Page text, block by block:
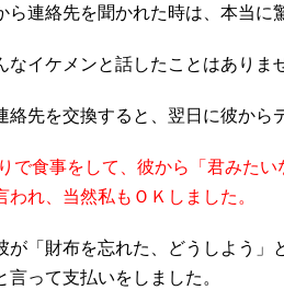
ら連絡先を聞かれた時は、本当に
イケメンと話したことはありま
絡先を交換すると、翌日に彼から
で食事をして、彼から「君みた
れ、当然私もＯＫしました。
が「財布を忘れた、どうしよう」
って支払いをしました。